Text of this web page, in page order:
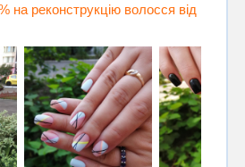
реконструкцію волосся від